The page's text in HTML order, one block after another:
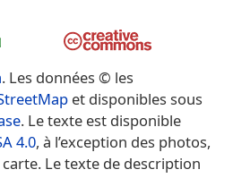
. Les données © les
et disponibles sous
. Le texte est disponible
4.0, à l’exception des photos,
Le texte de description